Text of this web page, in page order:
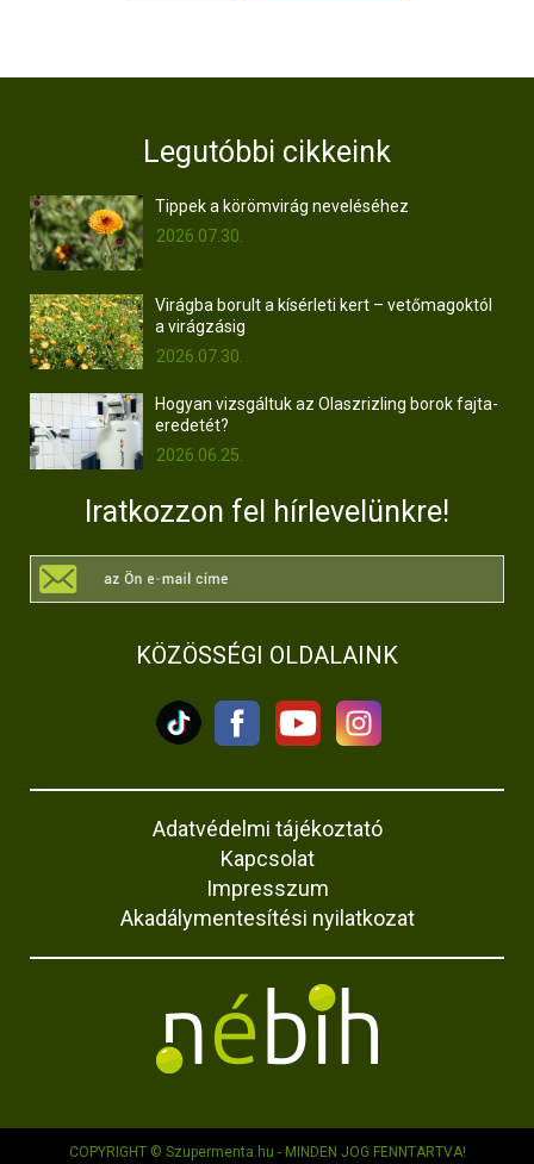
Legutóbbi cikkeink
Tippek a körömvirág neveléséhez
2026.07.30.
Virágba borult a kísérleti kert – vetőmagoktól
a virágzásig
2026.07.30.
Hogyan vizsgáltuk az Olaszrizling borok fajta-
eredetét?
2026.06.25.
Iratkozzon fel hírlevelünkre!
KÖZÖSSÉGI OLDALAINK
Adatvédelmi tájékoztató
Kapcsolat
Impresszum
Akadálymentesítési nyilatkozat
COPYRIGHT © Szupermenta.hu - MINDEN JOG FENNTARTVA!